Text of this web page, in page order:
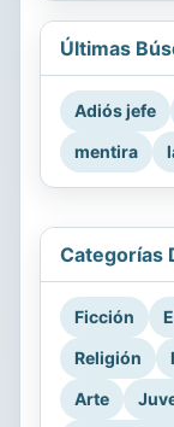
Últimas
Adiós jefe
mentira
Categorías
Ficción
Religión
Arte